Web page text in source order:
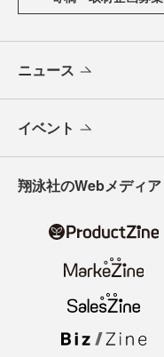
ニュース
イベント
翔泳社のWebメディア